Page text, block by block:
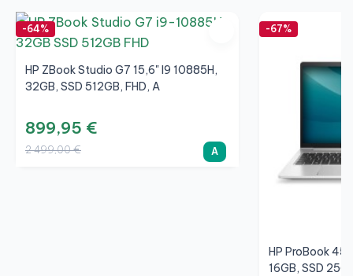
-64%
HP ZBook Studio G7 15,6" I9 10885H,
32GB, SSD 512GB, FHD, A
899,95 €
2 499,00 € A
-67%
HP ProBook
16GB, SSD